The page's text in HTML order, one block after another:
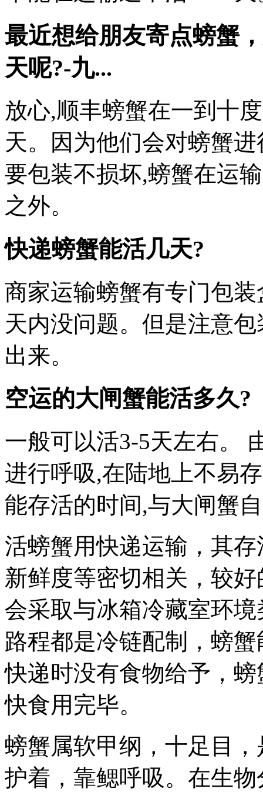
最近想给朋友寄点螃蟹
天呢?-九...
放心,顺丰螃蟹在一到十
天。因为他们会对螃蟹
要包装不损坏,螃蟹在运
之外。
快递螃蟹能活几天?
商家运输螃蟹有专门包
天内没问题。但是注意
出来。
空运的大闸蟹能活多久?
一般可以活3-5天左右。
进行呼吸,在陆地上不易
能存活的时间,与大闸蟹
活螃蟹用快递运输，其
新鲜度等密切相关，较
会采取与冰箱冷藏室环
路程都是冷链配制，螃
快递时没有食物给予，
快食用完毕。
螃蟹属软甲纲，十足目
护着，靠鳃呼吸。在生